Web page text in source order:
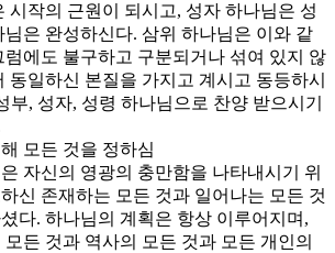
시작의 근원이 되시고, 성자 하나님은 성
은 완성하신다. 삼위 하나님은 이와 같
에도 불구하고 구분되거나 섞여 있지 않
동일하신 본질을 가지고 계시고 동등하시
부, 성자, 성령 하나님으로 찬양 받으시기
모든 것을 정하심
자신의 영광의 충만함을 나타내시기 위
신 존재하는 모든 것과 일어나는 모든 것
다. 하나님의 계획은 항상 이루어지며,
든 것과 역사의 모든 것과 모든 개인의